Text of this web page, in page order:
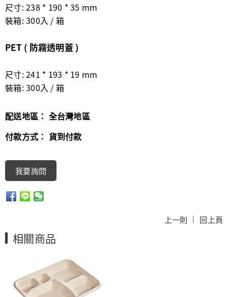
尺寸: 238 * 190 * 35 mm
裝箱: 300入 / 箱
PET ( 防霧透明蓋 )
尺寸: 241 * 193 * 19 mm
裝箱: 300入 / 箱
配送地區： 全台灣地區
付款方式： 貨到付款
我要詢問
上一則 | 回上頁
相關商品